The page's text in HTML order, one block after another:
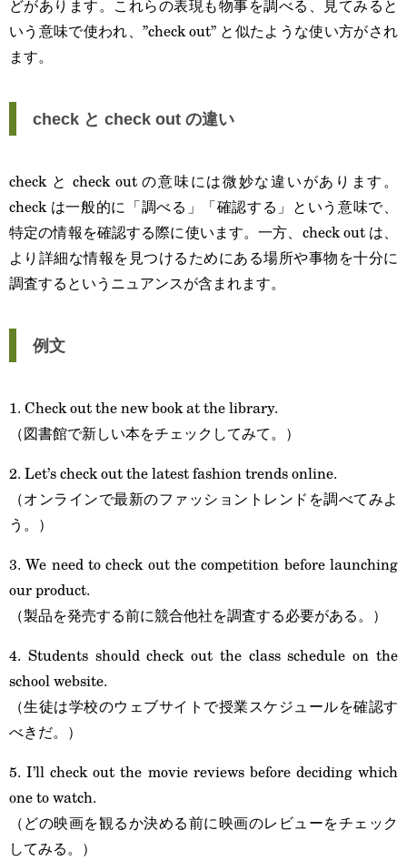
どがあります。これらの表現も物事を調べる、見てみると
いう意味で使われ、”check out” と似たような使い方がされ
ます。
check と check out の違い
check と check out の意味には微妙な違いがあります。
check は一般的に「調べる」「確認する」という意味で、
特定の情報を確認する際に使います。一方、check out は、
より詳細な情報を見つけるためにある場所や事物を十分に
調査するというニュアンスが含まれます。
例文
1. Check out the new book at the library.
（図書館で新しい本をチェックしてみて。）
2. Let’s check out the latest fashion trends online.
（オンラインで最新のファッショントレンドを調べてみよ
う。）
3. We need to check out the competition before launching
our product.
（製品を発売する前に競合他社を調査する必要がある。）
4. Students should check out the class schedule on the
school website.
（生徒は学校のウェブサイトで授業スケジュールを確認す
べきだ。）
5. I’ll check out the movie reviews before deciding which
one to watch.
（どの映画を観るか決める前に映画のレビューをチェック
してみる。）